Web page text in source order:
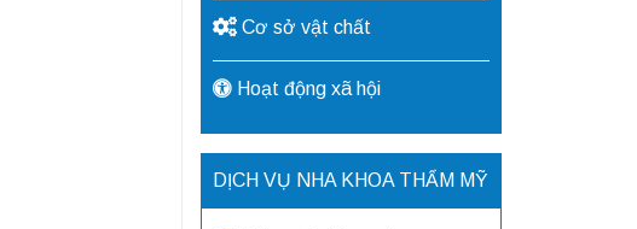
Cơ sở vật chất
Hoạt động xã hội
DỊCH VỤ NHA KHOA THẨM MỸ